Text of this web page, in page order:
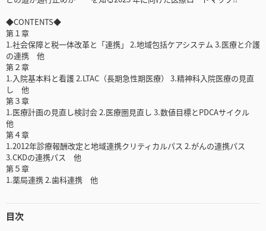
◆CONTENTS◆
第１章
1.社会保障と税一体改革と「連携」 2.地域包括ケアシステム 3.医療と介護
の連携 他
第２章
1.入院基本料と看護 2.LTAC（長期急性期医療） 3.精神科入院医療の見直
し 他
第３章
1.医療計画の見直し検討会 2.医療圏見直し 3.数値目標とPDCAサイクル
他
第４章
1.2012年診療報酬改定と地域連携クリティカルパス 2.がんの連携パス
3.CKDの連携パス 他
第５章
1.薬局連携 2.歯科連携 他
目次